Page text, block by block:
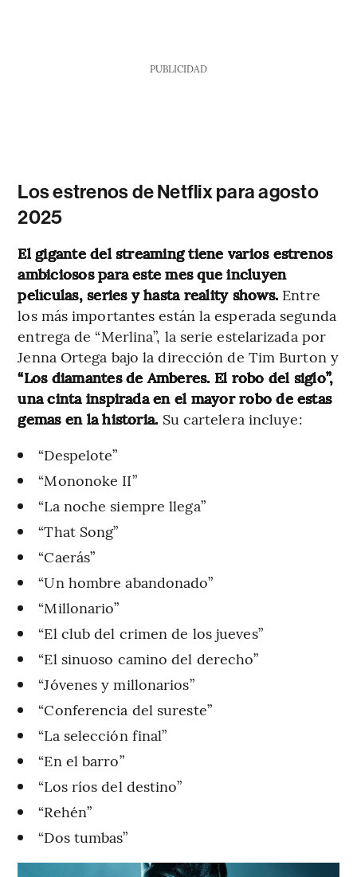
PUBLICIDAD
Los estrenos de Netflix para agosto
2025
El gigante del streaming tiene varios estrenos
ambiciosos para este mes que incluyen
películas, series y hasta reality shows. Entre
los más importantes están la esperada segunda
entrega de “Merlina”, la serie estelarizada por
Jenna Ortega bajo la dirección de Tim Burton y
“Los diamantes de Amberes. El robo del siglo”,
una cinta inspirada en el mayor robo de estas
gemas en la historia. Su cartelera incluye:
“Despelote”
“Mononoke II”
“La noche siempre llega”
“That Song”
“Caerás”
“Un hombre abandonado”
“Millonario”
“El club del crimen de los jueves”
“El sinuoso camino del derecho”
“Jóvenes y millonarios”
“Conferencia del sureste”
“La selección final”
“En el barro”
“Los ríos del destino”
“Rehén”
“Dos tumbas”